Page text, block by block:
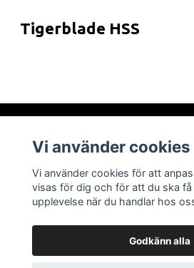
Tigerblade HSS
Läs mer
Vi använder cookies
Vi använder cookies för att
visas för dig och för att du ska få
upplevelse när du handlar hos
Godkänn alla